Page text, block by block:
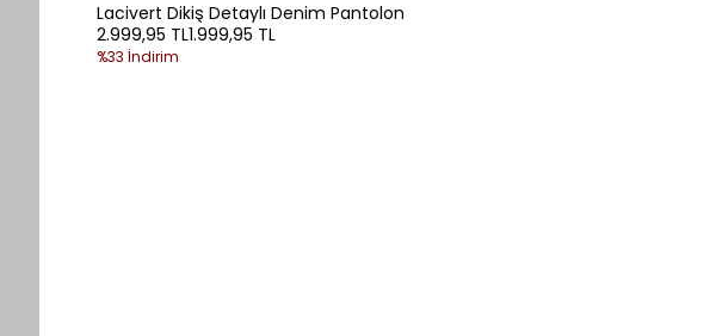
Lacivert Dikiş Detaylı Denim Pantolon
2.999,95 TL1.999,95 TL
%33 İndirim